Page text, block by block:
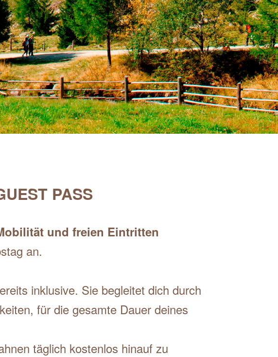
PASS
und freien Eintritten
an.
inklusive. Sie begleitet dich durch
für die gesamte Dauer deines
täglich kostenlos hinauf zu